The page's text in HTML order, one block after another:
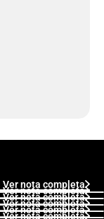
Ver nota completa
Ver nota completa
Ver nota completa
Ver nota completa
Ver nota completa
Ver nota completa